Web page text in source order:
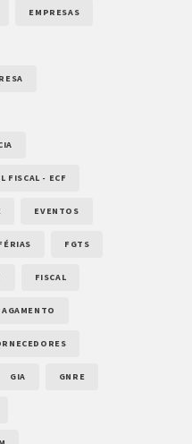
EMPRESAS
FISCAL - ECF
EVENTOS
FGTS
FISCAL
GIA GNRE